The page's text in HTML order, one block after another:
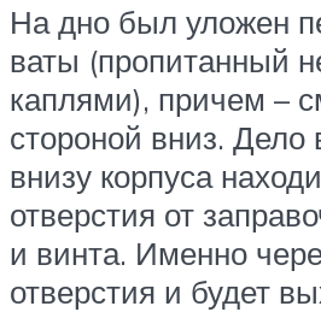
На дно был уложен
ваты (пропитанный
каплями), причем –
стороной вниз. Дело
внизу корпуса
отверстия от
и винта. Именно
отверстия и будет